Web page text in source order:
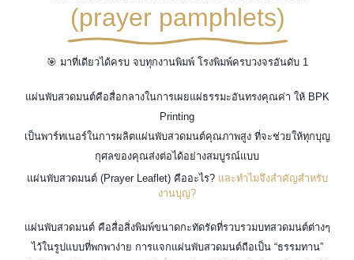
(prayer pamphlets)
🎯 มาที่เดียวได้ครบ จบทุกงานพิมพ์ โรงพิมพ์ครบวงจรอันดับ 1
แผ่นพับสวดมนต์คือสื่อกลางในการเผยแผ่ธรรมะอันทรงคุณค่า ให้ BPK
Printing
เป็นพาร์ทเนอร์ในการผลิตแผ่นพับสวดมนต์คุณภาพสูง ที่จะช่วยให้ทุกบุญ
กุศลของคุณส่งต่อได้อย่างสมบูรณ์แบบ
แผ่นพับสวดมนต์ (Prayer Leaflet) คืออะไร? และทำไมจึงสำคัญสำหรับ
งานบุญ?
แผ่นพับสวดมนต์ คือสื่อสิ่งพิมพ์ขนาดกะทัดรัดที่รวบรวมบทสวดมนต์ต่างๆ
ไว้ในรูปแบบที่พกพาง่าย การแจกแผ่นพับสวดมนต์ถือเป็น “ธรรมทาน”